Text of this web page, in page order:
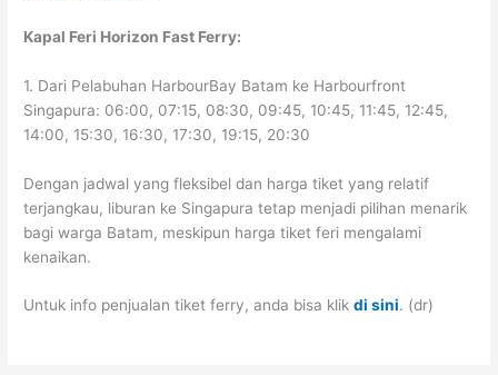
Kapal Feri Horizon Fast Ferry:
1. Dari Pelabuhan HarbourBay Batam ke Harbourfront
Singapura: 06:00, 07:15, 08:30, 09:45, 10:45, 11:45, 12:45,
14:00, 15:30, 16:30, 17:30, 19:15, 20:30
Dengan jadwal yang fleksibel dan harga tiket yang relatif
terjangkau, liburan ke Singapura tetap menjadi pilihan menarik
bagi warga Batam, meskipun harga tiket feri mengalami
kenaikan.
Untuk info penjualan tiket ferry, anda bisa klikdi sini. (dr)